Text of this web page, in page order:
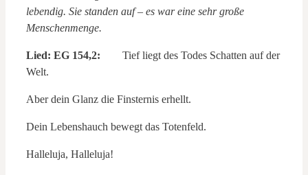
lebendig. Sie standen auf – es war eine sehr große
Menschenmenge.
Lied: EG 154,2: Tief liegt des Todes Schatten auf der
Welt.
Aber dein Glanz die Finsternis erhellt.
Dein Lebenshauch bewegt das Totenfeld.
Halleluja, Halleluja!